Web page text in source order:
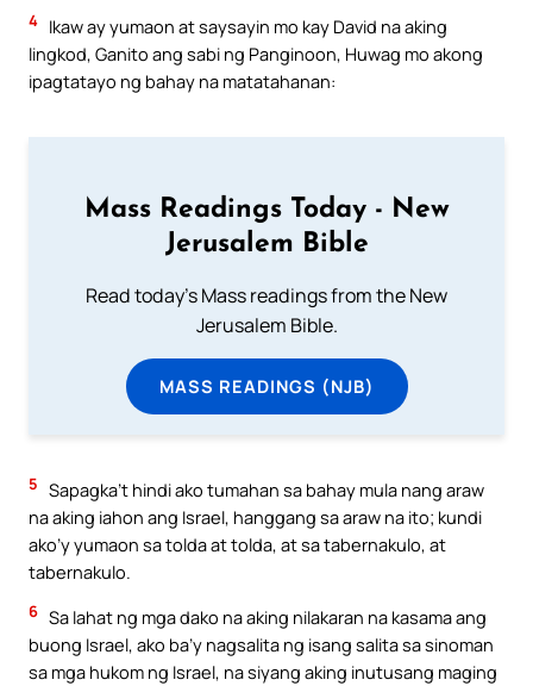
4 Ikaw ay yumaon at saysayin mo kay David na aking
lingkod, Ganito ang sabi ng Panginoon, Huwag mo akong
ipagtatayo ng bahay na matatahanan:
Mass Readings Today - New
Jerusalem Bible
Read today's Mass readings from the New
Jerusalem Bible.
MASS READINGS (NJB)
5 Sapagka’t hindi ako tumahan sa bahay mula nang araw
na aking iahon ang Israel, hanggang sa araw na ito; kundi
ako’y yumaon sa tolda at tolda, at sa tabernakulo, at
tabernakulo.
6 Sa lahat ng mga dako na aking nilakaran na kasama ang
buong Israel, ako ba’y nagsalita ng isang salita sa sinoman
sa mga hukom ng Israel, na siyang aking inutusang maging